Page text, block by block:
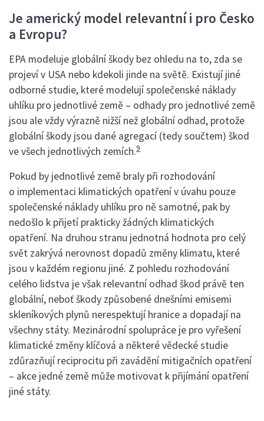
Je americký model relevantní i pro Česko
a Evropu?
EPA modeluje globální škody bez ohledu na to, zda se
projeví v USA nebo kdekoli jinde na světě. Existují jiné
odborné studie, které modelují společenské náklady
uhlíku pro jednotlivé země – odhady pro jednotlivé země
jsou ale vždy výrazně nižší než globální odhad, protože
globální škody jsou dané agregací (tedy součtem) škod
ve všech jednotlivých zemích.9
Pokud by jednotlivé země braly při rozhodování
o implementaci klimatických opatření v úvahu pouze
společenské náklady uhlíku pro ně samotné, pak by
nedošlo k přijetí prakticky žádných klimatických
opatření. Na druhou stranu jednotná hodnota pro celý
svět zakrývá nerovnost dopadů změny klimatu, které
jsou v každém regionu jiné. Z pohledu rozhodování
celého lidstva je však relevantní odhad škod právě ten
globální, neboť škody způsobené dnešními emisemi
skleníkových plynů nerespektují hranice a dopadají na
všechny státy. Mezinárodní spolupráce je pro vyřešení
klimatické změny klíčová a některé vědecké studie
zdůrazňují reciprocitu při zavádění mitigačních opatření
– akce jedné země může motivovat k přijímání opatření
jiné státy.